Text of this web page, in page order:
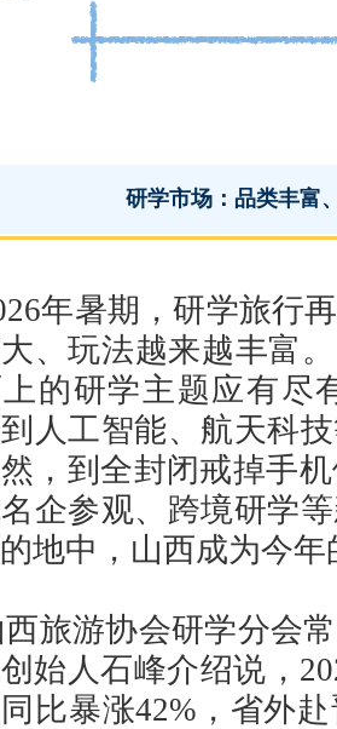
研学市场：品类丰富
年暑期，研学旅行
、玩法越来越丰富
的研学主题应有尽
人工智能、航天科
，到全封闭戒掉手
企参观、跨境研学
地中，山西成为今
西旅游协会研学分会
始人石峰介绍说，
比暴涨42%，省外